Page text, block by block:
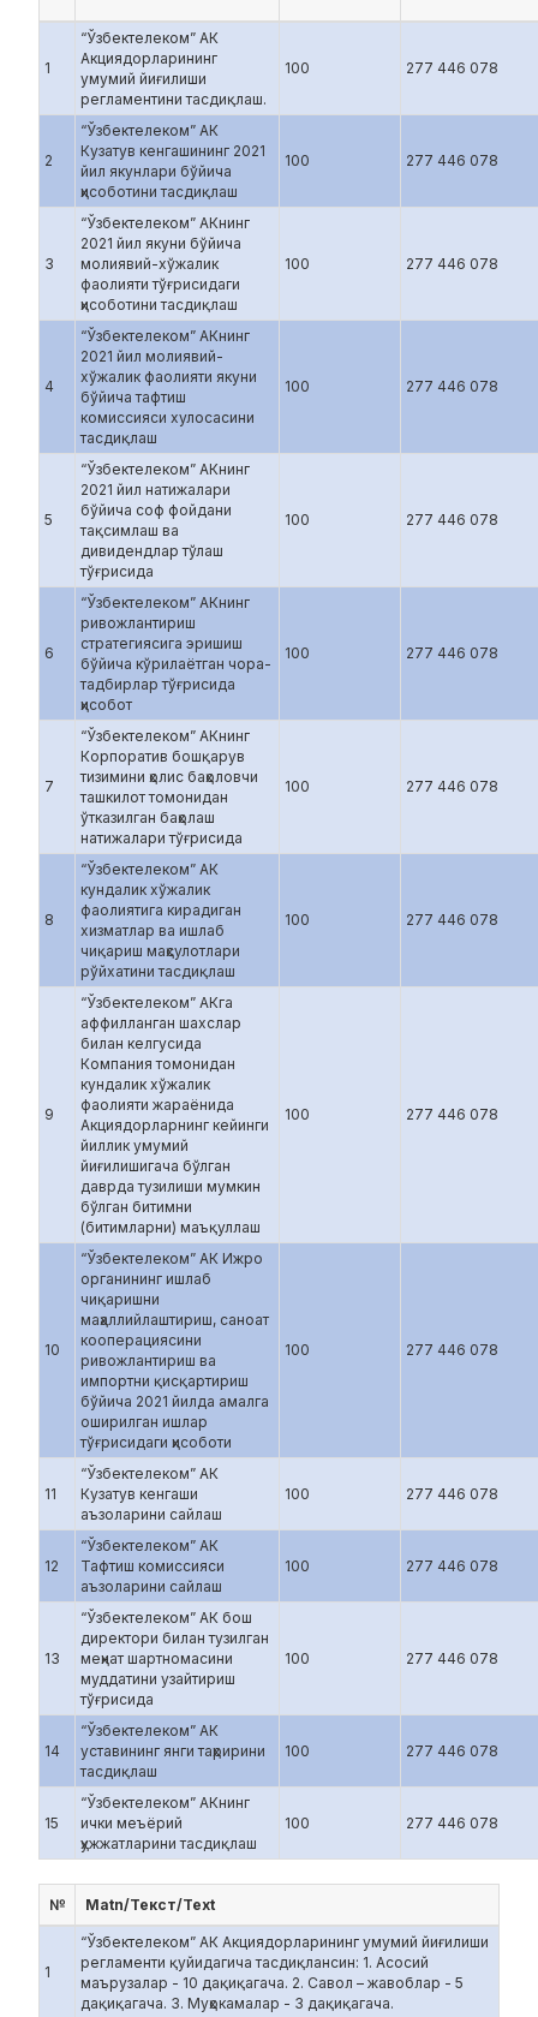
1
“Ўзбектелеком” АК
Акциядорларининг
умумий йиғилиши
регламентини тасдиқлаш.
100 277 446 078
2
“Ўзбектелеком” АК
Кузатув кенгашининг 2021
йил якунлари бўйича
ҳисоботини тасдиқлаш
100 277 446 078
3
“Ўзбектелеком” АКнинг
2021 йил якуни бўйича
молиявий-хўжалик
фаолияти тўғрисидаги
ҳисоботини тасдиқлаш
100 277 446 078
4
“Ўзбектелеком” АКнинг
2021 йил молиявий-
хўжалик фаолияти якуни
бўйича тафтиш
комиссияси хулосасини
тасдиқлаш
100 277 446 078
5
“Ўзбектелеком” АКнинг
2021 йил натижалари
бўйича соф фойдани
тақсимлаш ва
дивидендлар тўлаш
тўғрисида
100 277 446 078
6
“Ўзбектелеком” АКнинг
ривожлантириш
стратегиясига эришиш
бўйича кўрилаётган чора-
тадбирлар тўғрисида
ҳисобот
100 277 446 078
7
“Ўзбектелеком” АКнинг
Корпоратив бошқарув
тизимини ҳолис баҳоловчи
ташкилот томонидан
ўтказилган баҳолаш
натижалари тўғрисида
100 277 446 078
8
“Ўзбектелеком” АК
кундалик хўжалик
фаолиятига кирадиган
хизматлар ва ишлаб
чиқариш маҳсулотлари
рўйхатини тасдиқлаш
100 277 446 078
9
“Ўзбектелеком” АКга
аффилланган шахслар
билан келгусида
Компания томонидан
кундалик хўжалик
фаолияти жараёнида
Акциядорларнинг кейинги
йиллик умумий
йиғилишигача бўлган
даврда тузилиши мумкин
бўлган битимни
(битимларни) маъқуллаш
100 277 446 078
10
“Ўзбектелеком” АК Ижро
органининг ишлаб
чиқаришни
маҳаллийлаштириш, саноат
кооперациясини
ривожлантириш ва
импортни қисқартириш
бўйича 2021 йилда амалга
оширилган ишлар
тўғрисидаги ҳисоботи
100 277 446 078
11
“Ўзбектелеком” АК
Кузатув кенгаши
аъзоларини сайлаш
100 277 446 078
12
“Ўзбектелеком” АК
Тафтиш комиссияси
аъзоларини сайлаш
100 277 446 078
13
“Ўзбектелеком” АК бош
директори билан тузилган
меҳнат шартномасини
муддатини узайтириш
тўғрисида
100 277 446 078
14
“Ўзбектелеком” АК
уставининг янги таҳририни
тасдиқлаш
100 277 446 078
15
“Ўзбектелеком” АКнинг
ички меъёрий
ҳужжатларини тасдиқлаш
100 277 446 078
№ Matn/Текст/Text
1
“Ўзбектелеком” АК Акциядорларининг умумий йиғилиши
регламенти қуйидагича тасдиқлансин: 1. Асосий
маърузалар - 10 дақиқагача. 2. Савол – жавоблар - 5
дақиқагача. 3. Муҳокамалар - 3 дақиқагача.